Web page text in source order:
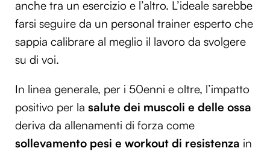
anche tra un esercizio e l’altro. L’ideale sarebbe
farsi seguire da un personal trainer esperto che
sappia calibrare al meglio il lavoro da svolgere
su di voi.
In linea generale, per i 50enni e oltre, l’impatto
positivo per la salute dei muscoli e delle ossa
deriva da allenamenti di forza come
sollevamento pesi e workout di resistenza in